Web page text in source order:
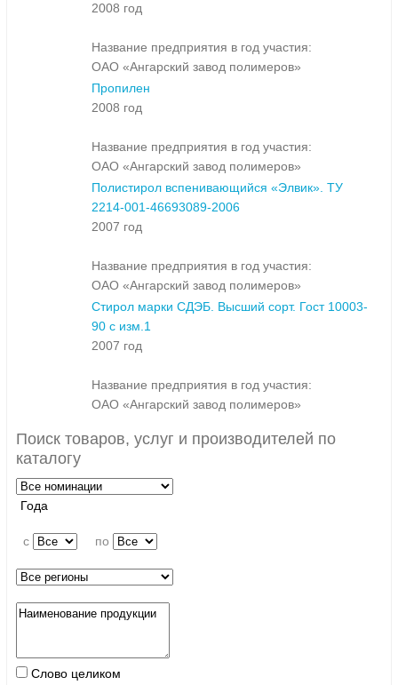
2008 год
Название предприятия в год участия:
ОАО «Ангарский завод полимеров»
Пропилен
2008 год
Название предприятия в год участия:
ОАО «Ангарский завод полимеров»
Полистирол вспенивающийся «Элвик». ТУ
2214-001-46693089-2006
2007 год
Название предприятия в год участия:
ОАО «Ангарский завод полимеров»
Стирол марки СДЭБ. Высший сорт. Гост 10003-
90 с изм.1
2007 год
Название предприятия в год участия:
ОАО «Ангарский завод полимеров»
Поиск товаров, услуг и производителей по
каталогу
Года
c по
Слово целиком